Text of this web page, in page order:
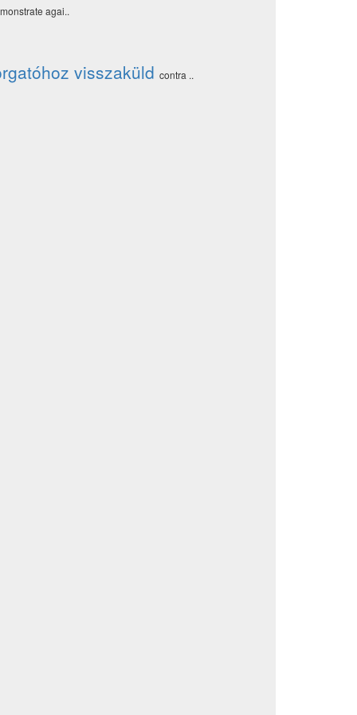
agai..
visszaküld contra ..